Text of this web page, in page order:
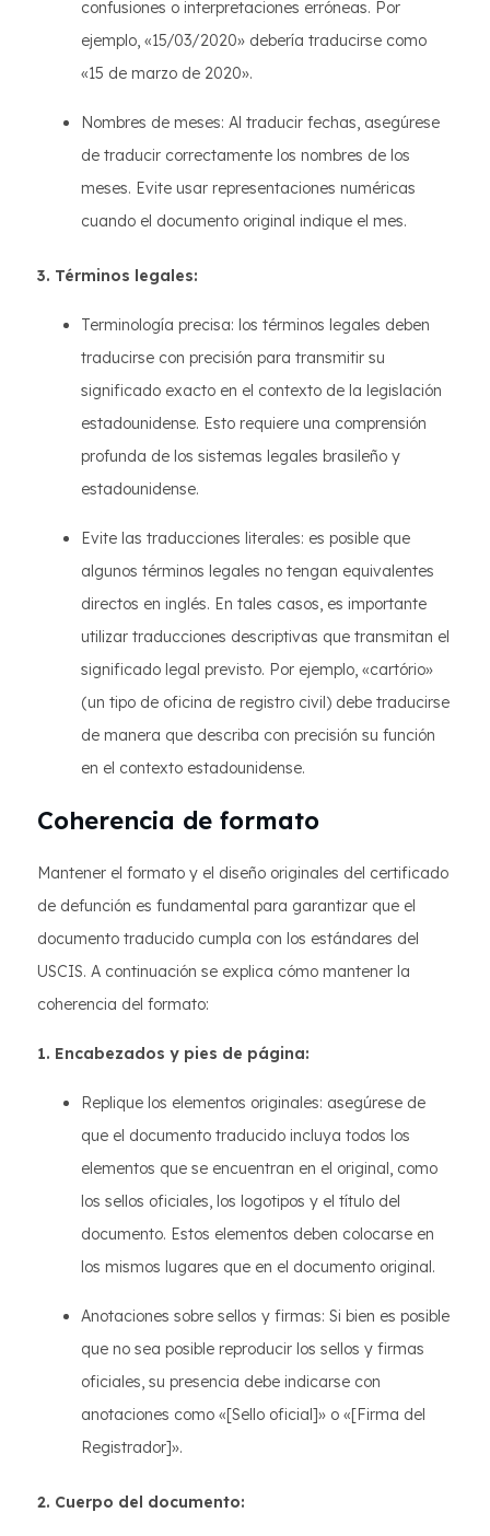
confusiones o interpretaciones erróneas. Por
ejemplo, «15/03/2020» debería traducirse como
«15 de marzo de 2020».
Nombres de meses: Al traducir fechas, asegúrese
de traducir correctamente los nombres de los
meses. Evite usar representaciones numéricas
cuando el documento original indique el mes.
3. Términos legales:
Terminología precisa: los términos legales deben
traducirse con precisión para transmitir su
significado exacto en el contexto de la legislación
estadounidense. Esto requiere una comprensión
profunda de los sistemas legales brasileño y
estadounidense.
Evite las traducciones literales: es posible que
algunos términos legales no tengan equivalentes
directos en inglés. En tales casos, es importante
utilizar traducciones descriptivas que transmitan el
significado legal previsto. Por ejemplo, «cartório»
(un tipo de oficina de registro civil) debe traducirse
de manera que describa con precisión su función
en el contexto estadounidense.
Coherencia de formato
Mantener el formato y el diseño originales del certificado
de defunción es fundamental para garantizar que el
documento traducido cumpla con los estándares del
USCIS. A continuación se explica cómo mantener la
coherencia del formato:
1. Encabezados y pies de página:
Replique los elementos originales: asegúrese de
que el documento traducido incluya todos los
elementos que se encuentran en el original, como
los sellos oficiales, los logotipos y el título del
documento. Estos elementos deben colocarse en
los mismos lugares que en el documento original.
Anotaciones sobre sellos y firmas: Si bien es posible
que no sea posible reproducir los sellos y firmas
oficiales, su presencia debe indicarse con
anotaciones como «[Sello oficial]» o «[Firma del
Registrador]».
2. Cuerpo del documento: